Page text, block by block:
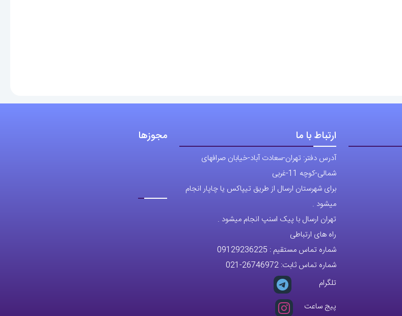
ارتباط با ما
آدرس دفتر: تهران-سعادت آباد-خیابان صرافهای
شمالی-کوچه 11-غربی
برای شهرستان ارسال از طریق تیپاکس یا چاپار انجام
میشود .
تهران ارسال با پیک اسنپ انجام میشود .
راه های ارتباطی
شماره تماس مستقیم : 09129236225
شماره تماس ثابت: 26746972
-021
تلگرام
پیج ساعت
مجوزها